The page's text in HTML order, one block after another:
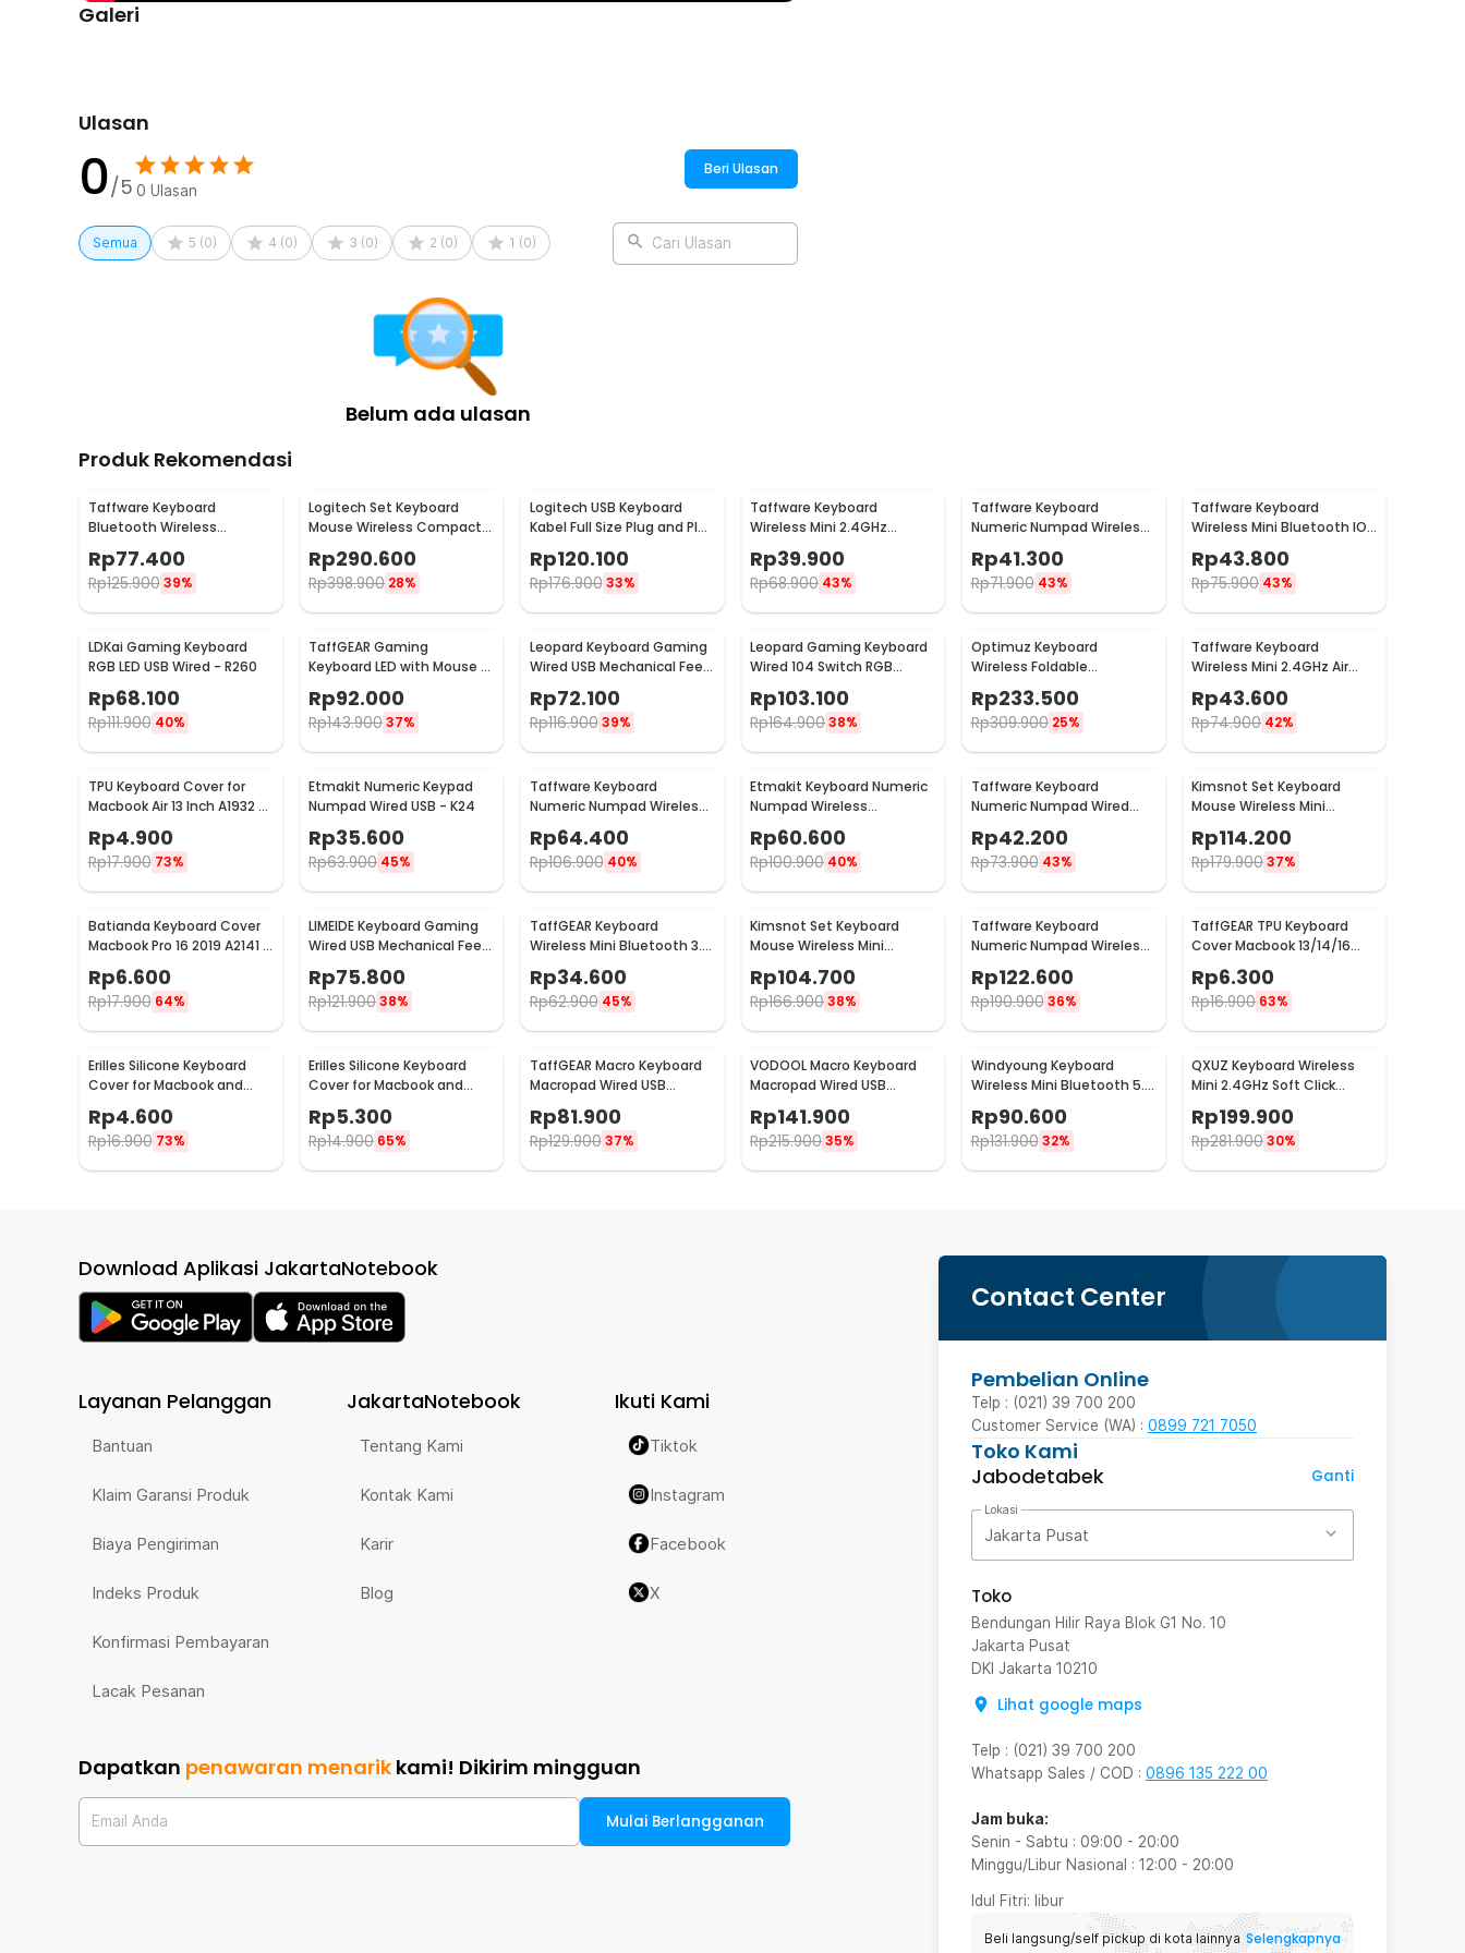
Galeri
Ulasan
0/5 0 Ulasan
Beri Ulasan
Semua 5 (0) 4 (0) 3 (0) 2 (0) 1 (0) Cari Ulasan
Belum ada ulasan
Produk Rekomendasi
Taffware Keyboard
Bluetooth Wireless
Windows PC - BK3001
Rp77.400
Rp125.900 39%
Logitech Set Keyboard
Mouse Wireless Compact
Size Splash Proof 2.4GHz -
MK220
Rp290.600
Rp398.900 28%
Logitech USB Keyboard
Kabel Full Size Plug and Play
Rp120.100
Rp176.900 33%
Taffware Keyboard
Wireless Mini 2.4GHz
1020mAh with Touchpad Air
Mouse - i8
Rp39.900
Rp68.900 43%
Taffware Keyboard
Numeric Numpad Wireless
Mini 2.4GHz Scissor Switch
- i120
Rp41.300
Rp71.900 43%
Taffware Keyboard
Wireless Mini Bluetooth IOS
Android Rechargeable -
KM78D
Rp43.800
Rp75.900 43%
LDKai Gaming Keyboard
RGB LED USB Wired - R260
Rp68.100
Rp111.900 40%
TaffGEAR Gaming
Keyboard LED with Mouse -
Rp92.000
Rp143.90037%
Leopard Keyboard Gaming
Wired USB Mechanical Feel
Rp72.100
Rp116.900 39%
Leopard Gaming Keyboard
Wired 104 Switch RGB
Backlight - G700
Rp103.100
Rp164.90038%
Optimuz Keyboard
Wireless Foldable
Bluetooth 3.0 Touchpad -
B033
Rp233.500
Rp309.900 25%
Taffware Keyboard
Wireless Mini 2.4GHz Air
Mouse RGB Touchpad - I8
Rp43.600
Rp74.900 42%
TPU Keyboard Cover for
Macbook Air 13 Inch A1932 -
Rp4.900
Rp17.900 73%
Etmakit Numeric Keypad
Numpad Wired USB - K24
Rp35.600
Rp63.900 45%
Taffware Keyboard
Numeric Numpad Wireless
Bluetooth Soft Switch
Keypad - E094BT
Rp64.400
Rp106.900 40%
Etmakit Keyboard Numeric
Numpad Wireless
Mechanical 2.4GHz - 525
Rp60.600
Rp100.900 40%
Taffware Keyboard
Numeric Numpad Wired
Rp42.200
Rp73.900 43%
Kimsnot Set Keyboard
Mouse Wireless Mini
- JP106
Rp114.200
Rp179.90037%
Batianda Keyboard Cover
Macbook Pro 16 2019 A2141 &
13 2020 A2289 - LK19
Rp6.600
Rp17.900 64%
LIMEIDE Keyboard Gaming
Wired USB Mechanical Feel
RGB 104 Key - GTX300
Rp75.800
Rp121.90038%
TaffGEAR Keyboard
Wireless Mini Bluetooth 3.0
Rechargeable - JP100
Rp34.600
Rp62.900 45%
Kimsnot Set Keyboard
Mouse Wireless Mini
- KM-911
Rp104.700
Rp166.90038%
Taffware Keyboard
Numeric Numpad Wireless
2.4GHz - R57
Rp122.600
Rp190.900 36%
TaffGEAR TPU Keyboard
Cover Macbook 13/14/16
Inch A2442 A2485 A2681 -
LK20
Rp6.300
Rp16.900 63%
Erilles Silicone Keyboard
Cover for Macbook and
Windows Laptop 13-14 Inch
- H5
Rp4.600
Rp16.900 73%
Erilles Silicone Keyboard
Cover for Macbook and
Windows Laptop 15-17 Inch
- H5
Rp5.300
Rp14.900 65%
TaffGEAR Macro Keyboard
Macropad Wired USB
Mechanical Gaming
Shortcut - VD3
Rp81.900
Rp129.900 37%
VODOOL Macro Keyboard
Macropad Wired USB
Shortcut - VD6R
Rp141.900
Rp215.90035%
Windyoung Keyboard
Wireless Mini Bluetooth 5.0
Touchpad Rechargeable -
WD21
Rp90.600
Rp131.900 32%
QXUZ Keyboard Wireless
Mini 2.4GHz Soft Click
Rp199.900
Rp281.90030%
Contact Center
Pembelian Online
Telp : (021) 39 700 200
Customer Service (WA) : 0899 721 7050
Toko Kami
Jabodetabek
Ganti
Lokasi
Jakarta Pusat
Toko
Bendungan Hilir Raya Blok G1 No. 10
Jakarta Pusat
DKI Jakarta 10210
Lihat google maps
Telp : (021) 39 700 200
Whatsapp Sales / COD : 0896 135 222 00
Jam buka:
Senin - Sabtu : 09:00 - 20:00
Minggu/Libur Nasional : 12:00 - 20:00
Idul Fitri: libur
Beli langsung/self pickup di kota lainnya Selengkapnya
Download Aplikasi JakartaNotebook
Layanan Pelanggan
Bantuan
Klaim Garansi Produk
Biaya Pengiriman
Indeks Produk
Konfirmasi Pembayaran
Lacak Pesanan
JakartaNotebook
Tentang Kami
Kontak Kami
Karir
Blog
Ikuti Kami
Tiktok
Instagram
Facebook
X
Dapatkan penawaran menarik kami! Dikirim mingguan
Email Anda Mulai Berlangganan